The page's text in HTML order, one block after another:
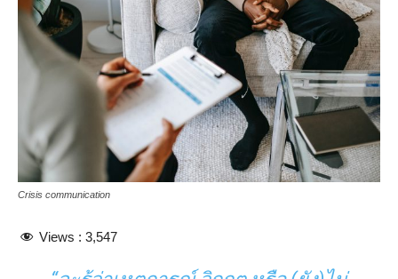
Crisis communication
Views : 3,547